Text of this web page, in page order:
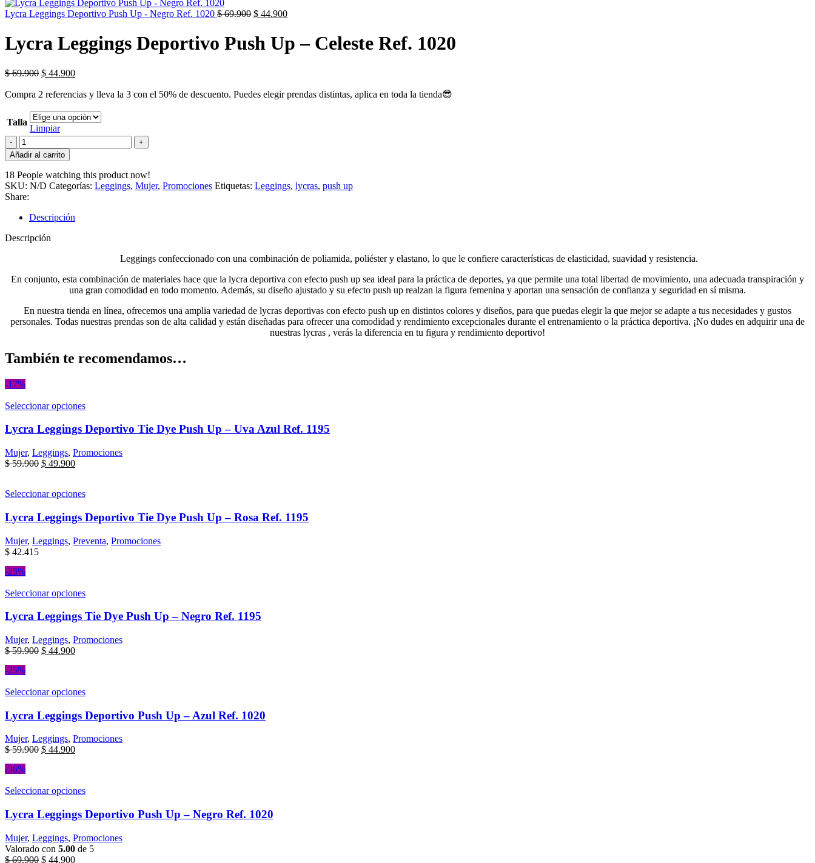
Lycra Leggings Deportivo Push Up - Negro Ref. 1020 $69.900 $ 44.900
Lycra Leggings Deportivo Push Up – Celeste Ref. 1020
$69.900 $ 44.900
Compra 2 referencias y lleva la 3 con el 50% de descuento. Puedes elegir prendas distintas, aplica en toda la tienda😎
Talla
Limpiar
Añadir al carrito
18 People watching this product now!
SKU: N/D Categorías: Leggings, Mujer, Promociones Etiquetas: Leggings, lycras, push up
Share:
Descripción
Descripción
Leggings confeccionado con una combinación de poliamida, poliéster y elastano, lo que le confiere características de elasticidad, suavidad y resistencia.
En conjunto, esta combinación de materiales hace que la lycra deportiva con efecto push up sea ideal para la práctica de deportes, ya que permite una total libertad de movimiento, una adecuada transpiración y
una gran comodidad en todo momento. Además, su diseño ajustado y su efecto push up realzan la figura femenina y aportan una sensación de confianza y seguridad en sí misma.
En nuestra tienda en línea, ofrecemos una amplia variedad de lycras deportivas con efecto push up en distintos colores y diseños, para que puedas elegir la que mejor se adapte a tus necesidades y gustos
personales. Todas nuestras prendas son de alta calidad y están diseñadas para ofrecer una comodidad y rendimiento excepcionales durante el entrenamiento o la práctica deportiva. ¡No dudes en adquirir una de
nuestras lycras , verás la diferencia en tu figura y rendimiento deportivo!
También te recomendamos…
-17%
Seleccionar opciones
Lycra Leggings Deportivo Tie Dye Push Up – Uva Azul Ref. 1195
Mujer, Leggings, Promociones
$59.900 $ 49.900
Seleccionar opciones
Lycra Leggings Deportivo Tie Dye Push Up – Rosa Ref. 1195
Mujer, Leggings, Preventa, Promociones
$ 42.415
-25%
Seleccionar opciones
Lycra Leggings Tie Dye Push Up – Negro Ref. 1195
Mujer, Leggings, Promociones
$59.900 $ 44.900
-25%
Seleccionar opciones
Lycra Leggings Deportivo Push Up – Azul Ref. 1020
Mujer, Leggings, Promociones
$59.900 $ 44.900
-36%
Seleccionar opciones
Lycra Leggings Deportivo Push Up – Negro Ref. 1020
Mujer, Leggings, Promociones
Valorado con 5.00 de 5
$69.900 $ 44.900